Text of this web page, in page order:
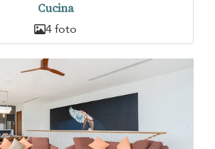
Cucina
4 foto